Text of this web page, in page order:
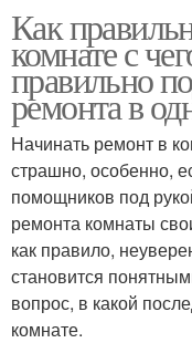
Как
комнате с
правильно
ремонта в
Начинать ремонт в
страшно, особенно,
помощников под
ремонта комнаты
как правило,
становится
вопрос, в какой
комнате.